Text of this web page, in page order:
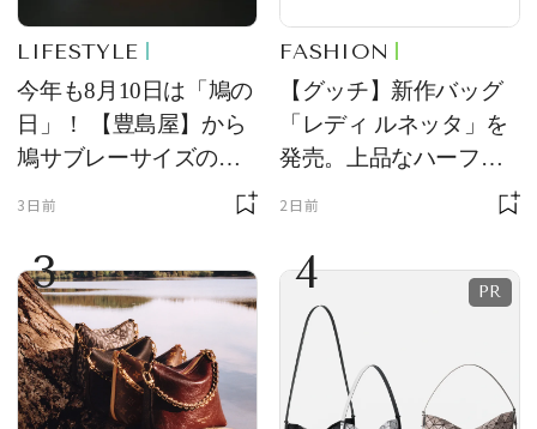
LIFESTYLE
今年も8月10日は「鳩の
日」！ 【豊島屋】から
鳩サブレーサイズのポ
ーチ「はとっこ」を限
3日前
FASHION
【グッチ】新作バッグ
「レディ ルネッタ」を
発売。上品なハーフム
ーン型がスタイリング
2日前
3 4